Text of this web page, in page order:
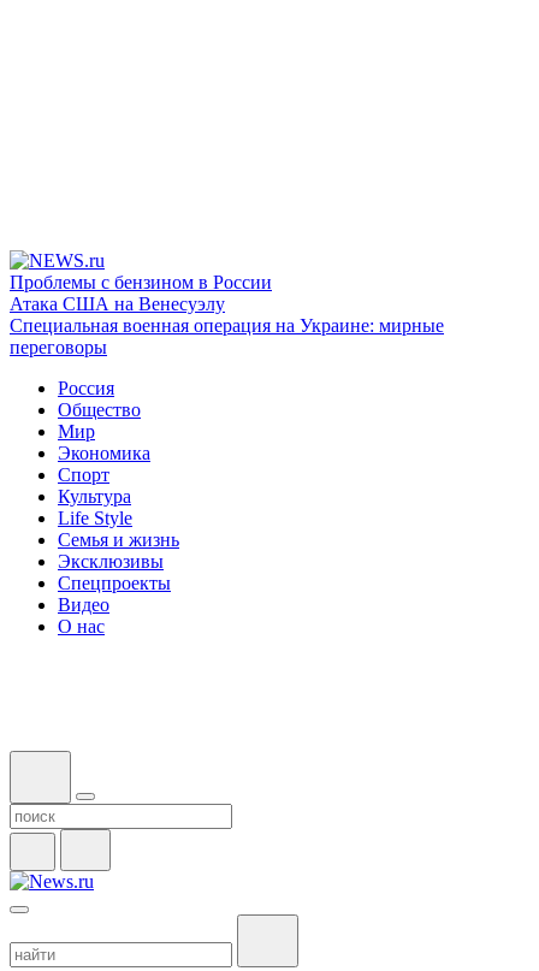
Проблемы с бензином в России
Атака США на Венесуэлу
Специальная военная операция на Украине: мирные
переговоры
Россия
Общество
Мир
Экономика
Спорт
Культура
Life Style
Семья и жизнь
Эксклюзивы
Спецпроекты
Видео
О нас